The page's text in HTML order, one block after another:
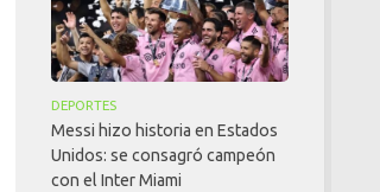
DEPORTES
Messi hizo historia en Estados
Unidos: se consagró campeón
con el Inter Miami